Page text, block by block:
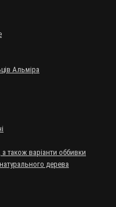
Альміра
також варіанти оббивки
дерева